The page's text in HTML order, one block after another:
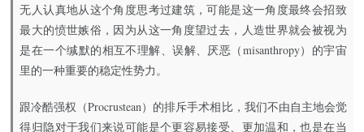
无人认真地从这个角度思考过建筑，可能是这一角度最终会招致
最大的愤世嫉俗，因为从这一角度望过去，人造世界就会被视为
是在一个缄默的相互不理解、误解、厌恶（misanthropy）的宇宙
里的一种重要的稳定性势力。
跟冷酷强权（Procrustean）的排斥手术相比，我们不由自主地会觉
得归隐对于我们来说可能是个更容易接受、更加温和，也是在当